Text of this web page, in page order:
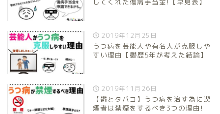
2019年12月25日
うつ病を芸能人や有名人が克服しや
すい理由【鬱歴5年が考えた結論】
2019年11月26日
【鬱とタバコ】うつ病を治す為に喫
煙者は禁煙をするべき3つの理由!